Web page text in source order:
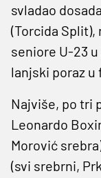
svladao
(Torcida Split),
seniore U-23
lanjski poraz u
Najviše, po tri
Leonardo
Morović
(svi srebrni,